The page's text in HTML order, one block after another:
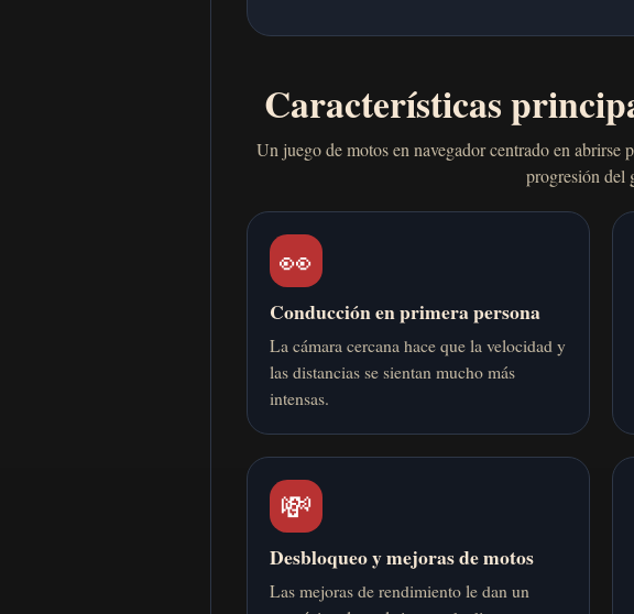
Características
Un juego de motos en navegador centrado en abrirse
progresión del
👀
Conducción en primera persona
La cámara cercana hace que la velocidad y
las distancias se sientan mucho más
intensas.
💸
Desbloqueo y mejoras de motos
Las mejoras de rendimiento le dan un